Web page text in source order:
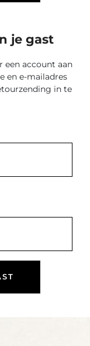
je gast
een account aan
en e-mailadres
in te